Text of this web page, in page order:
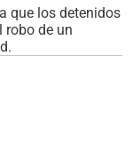
que los detenidos
robo de un